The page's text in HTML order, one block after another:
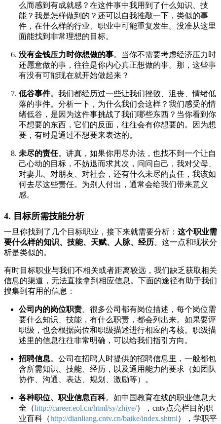
么而感到有成就感？在这件事中我用到了什么知识、技
能？我是怎样做到的？还可以自我推敲一下，类似的事
件，在什么样的行业、职业中可能重复发生。没准从这里
面能找到非常理想的目标。
没有金钱压力时你想做的事。当你不需要考虑经济压力时
还愿意做的事，往往是你内心真正想做的事。那，这些事
有没有可能现在就开始做起来？
低谷事件。我们都经历过一些让我们挫败、沮丧、情绪低
落的事件。分析一下，为什么我们会这样？我们感受的情
绪低谷，是因为这件事挑战了我们哪些东西？当你看到你
不想要的东西，它们的反面，往往会有你想要的。因为想
要，有时是通过不想要来表达的。
未尽的责任。讲真，如果你用尽办法，也找不到一个让自
己心动的目标，不妨退而求其次，问问自己，我对父母、
对妻儿、对朋友、对社会，还有什么未尽的责任，我该如
何去尽这些责任。为别人付出，通常会给我们带来意义
感。
4. 目标所需技能分析
一旦你找到了几个目标职业，接下来就需要分析： 这个职业需
要什么样的知识、技能、天赋、人脉、经历。这一点和现状分
析是类似的。
有时目标职业与我们不相关或者距离较远，我们缺乏获取相关
信息的渠道，无法直接拿到相应信息。下面的途径有助于我们
搜集到有用的信息：
公司内的岗位职责。很多公司都有岗位描述，每个岗位需
要什么知识、技能，有什么职责，都会列出来。如果要评
职级，也会根据岗位和职级描述进行相应的考核。职级描
述里的信息往往非常明确，可以给我们指引方向。
招聘信息。公司在招聘人时提供的招聘信息里，一般都包
含所需知识、技能、经历，以及通用能力的要求（如团队
协作、沟通、表达、规划、激励等）。
各种职位、职业信息百科。如中国教育在线的职业信息大
全（http://career.eol.cn/html/sy/zhiye/），cntv点亮栏目的职
业百科（http://dianliang.cntv.cn/baike/index.shtml），学职平